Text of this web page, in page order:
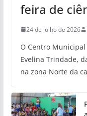
feira de
24 de julho de 2026
O Centro
Evelina Trindade,
na zona Norte da